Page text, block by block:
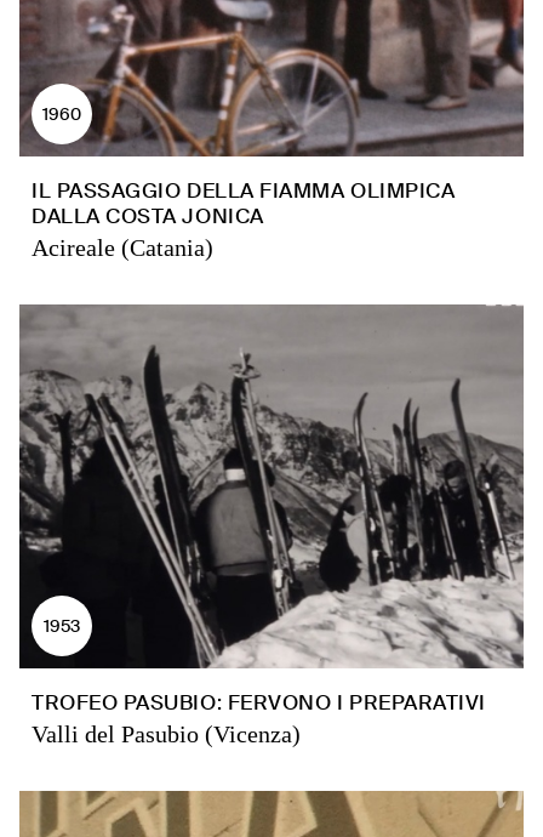
1960
IL PASSAGGIO DELLA FIAMMA OLIMPICA
DALLA COSTA JONICA
Acireale (Catania)
1953
TROFEO PASUBIO: FERVONO I PREPARATIVI
Valli del Pasubio (Vicenza)